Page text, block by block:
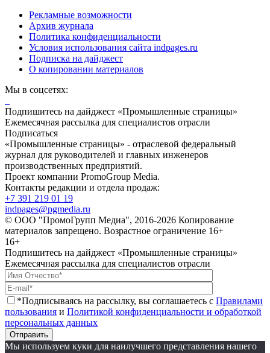
Рекламные возможности
Архив журнала
Политика конфиденциальности
Условия использования сайта indpages.ru
Подписка на дайджест
О копировании материалов
Мы в соцсетях:
Подпишитесь на дайджест «Промышленные страницы»
Ежемесячная рассылка для специалистов отрасли
Подписаться
«Промышленные страницы» - отраслевой федеральный
журнал для руководителей и главных инженеров
производственных предприятий.
Проект компании PromoGroup Media.
Контакты редакции и отдела продаж:
+7 391 219 01 19
indpages@pgmedia.ru
© ООО "ПромоГрупп Медиа", 2016-2026 Копирование
материалов запрещено. Возрастное ограничение 16+
16+
Подпишитесь на дайджест «Промышленные страницы»
Ежемесячная рассылка для специалистов отрасли
*Подписываясь на рассылку, вы соглашаетесь с Правилами
пользования и Политикой конфиденциальности и обработкой
персональных данных
Отправить
Мы используем куки для наилучшего представления нашего